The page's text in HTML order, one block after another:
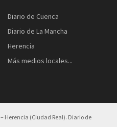
Diario de Cuenca
Diario de La Mancha
Herencia
Más medios locales...
– Herencia (Ciudad Real). Diario de